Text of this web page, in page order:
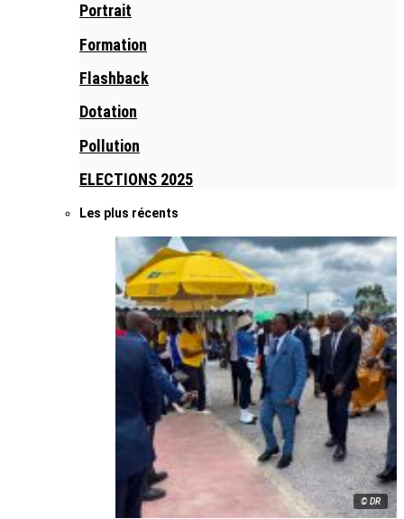
Portrait
Formation
Flashback
Dotation
Pollution
ELECTIONS 2025
Les plus récents
© DR